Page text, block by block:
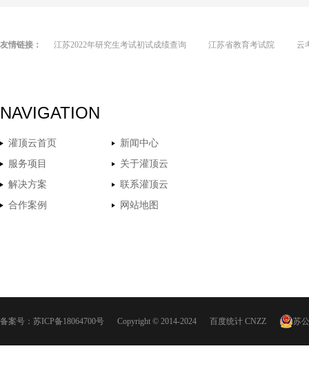
友情链接： 江苏2022年研究生考试初试成绩查询 江苏省教育考试院 云
NAVIGATION
灌顶云首页
新闻中心
服务项目
关于灌顶云
解决方案
联系灌顶云
合作案例
网站地图
备案号： 苏ICP备18064700号 Copyright © 2014-2024 百度统计 CNZZ 苏